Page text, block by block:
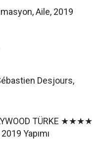
Aile, 2019
Desjours,
TÜRKE ★★★★
Yapımı